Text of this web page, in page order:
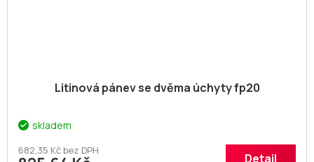
Litinová pánev se dvěma úchyty fp20
skladem
682,35 Kč bez DPH
Detail